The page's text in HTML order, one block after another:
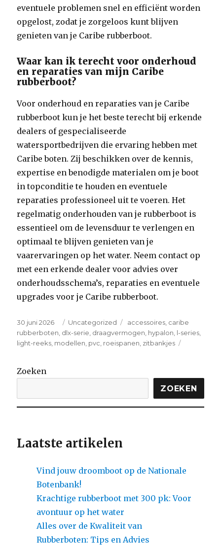
eventuele problemen snel en efficiënt worden
opgelost, zodat je zorgeloos kunt blijven
genieten van je Caribe rubberboot.
Waar kan ik terecht voor onderhoud
en reparaties van mijn Caribe
rubberboot?
Voor onderhoud en reparaties van je Caribe
rubberboot kun je het beste terecht bij erkende
dealers of gespecialiseerde
watersportbedrijven die ervaring hebben met
Caribe boten. Zij beschikken over de kennis,
expertise en benodigde materialen om je boot
in topconditie te houden en eventuele
reparaties professioneel uit te voeren. Het
regelmatig onderhouden van je rubberboot is
essentieel om de levensduur te verlengen en
optimaal te blijven genieten van je
vaarervaringen op het water. Neem contact op
met een erkende dealer voor advies over
onderhoudsschema’s, reparaties en eventuele
upgrades voor je Caribe rubberboot.
Posted
on
30 juni 2026 Categories
Uncategorized Tags
accessoires, caribe
rubberboten, dlx-serie, draagvermogen, hypalon, l-series,
light-reeks, modellen, pvc, roeispanen, zitbankjes
van
Zoeken
ZOEKEN
Laatste artikelen
Vind jouw droomboot op de Nationale
Botenbank!
Krachtige rubberboot met 300 pk: Voor
avontuur op het water
Alles over de Kwaliteit van
Rubberboten: Tips en Advies